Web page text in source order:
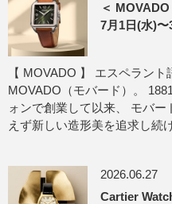
＜
7月1日(水)〜
【 MOVADO 】 エスペラン
MOVADO（モバード）。
ォンで創業して以来、 モバ
えず新しい造形美を追求し続
2026.06.27
Cartier